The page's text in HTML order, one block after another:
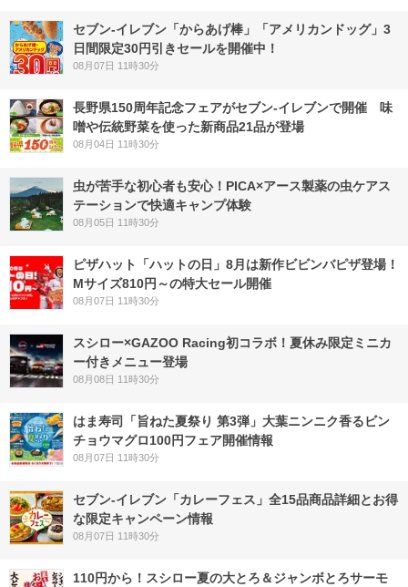
セブン‐イレブン「からあげ棒」「アメリカンドッグ」3
日間限定30円引きセールを開催中！
08月07日 11時30分
長野県150周年記念フェアがセブン-イレブンで開催 味
噌や伝統野菜を使った新商品21品が登場
08月04日 11時30分
虫が苦手な初心者も安心！PICA×アース製薬の虫ケアス
テーションで快適キャンプ体験
08月05日 11時30分
ピザハット「ハットの日」8月は新作ビビンバピザ登場！
Mサイズ810円～の特大セール開催
08月07日 11時30分
スシロー×GAZOO Racing初コラボ！夏休み限定ミニカ
ー付きメニュー登場
08月08日 11時30分
はま寿司「旨ねた夏祭り 第3弾」大葉ニンニク香るビン
チョウマグロ100円フェア開催情報
08月07日 11時30分
セブン‐イレブン「カレーフェス」全15品商品詳細とお得
な限定キャンペーン情報
08月07日 11時30分
110円から！スシロー夏の大とろ＆ジャンボとろサーモ